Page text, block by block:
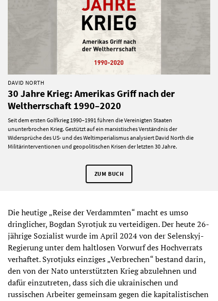
DAVID NORTH
30 Jahre Krieg: Amerikas Griff nach der
Weltherrschaft 1990–2020
Seit dem ersten Golfkrieg 1990–1991 führen die Vereinigten Staaten
ununterbrochen Krieg. Gestützt auf ein marxistisches Verständnis der
Widersprüche des US- und des Weltimperialismus analysiert David North die
Militärinterventionen und geopolitischen Krisen der letzten 30 Jahre.
ZUM BUCH
Die heutige „Reise der Verdammten“ macht es umso
dringlicher, Bogdan Syrotjuk zu verteidigen. Der heute 26-
jährige Sozialist wurde im April 2024 von der Selenskyj-
Regierung unter dem haltlosen Vorwurf des Hochverrats
verhaftet. Syrotjuks einziges „Verbrechen“ bestand darin,
den von der Nato unterstützten Krieg abzulehnen und
dafür einzutreten, dass sich die ukrainischen und
russischen Arbeiter gemeinsam gegen die kapitalistischen